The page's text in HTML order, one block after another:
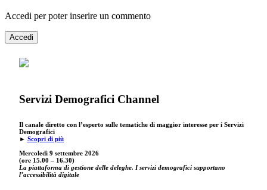
Accedi per poter inserire un commento
Accedi
Servizi Demografici Channel
Il canale diretto con l’esperto sulle tematiche di maggior interesse per i Servizi
Demografici
► Scopri di più
Mercoledì 9 settembre 2026
(ore 15.00 – 16.30)
La piattaforma di gestione delle deleghe. I servizi demografici supportano
l’accessibilità digitale